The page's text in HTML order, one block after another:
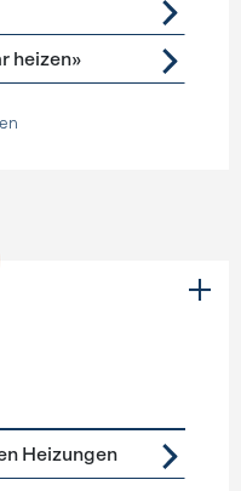
heizen»
Heizungen